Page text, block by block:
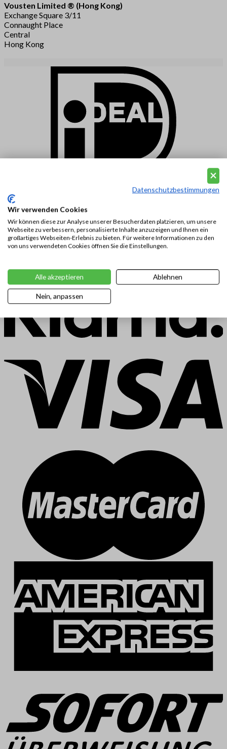
Vousten Limited ® (Hong Kong)
Exchange Square 3/11
Connaught Place
Central
Hong Kong
Datenschutzbestimmungen
Wir verwenden Cookies
Wir können diese zur Analyse unserer Besucherdaten platzieren, um unsere
Webseite zu verbessern, personalisierte Inhalte anzuzeigen und Ihnen ein
großartiges Webseiten-Erlebnis zu bieten. Für weitere Informationen zu den
von uns verwendeten Cookies öffnen Sie die Einstellungen.
Alle akzeptieren Ablehnen
Nein, anpassen